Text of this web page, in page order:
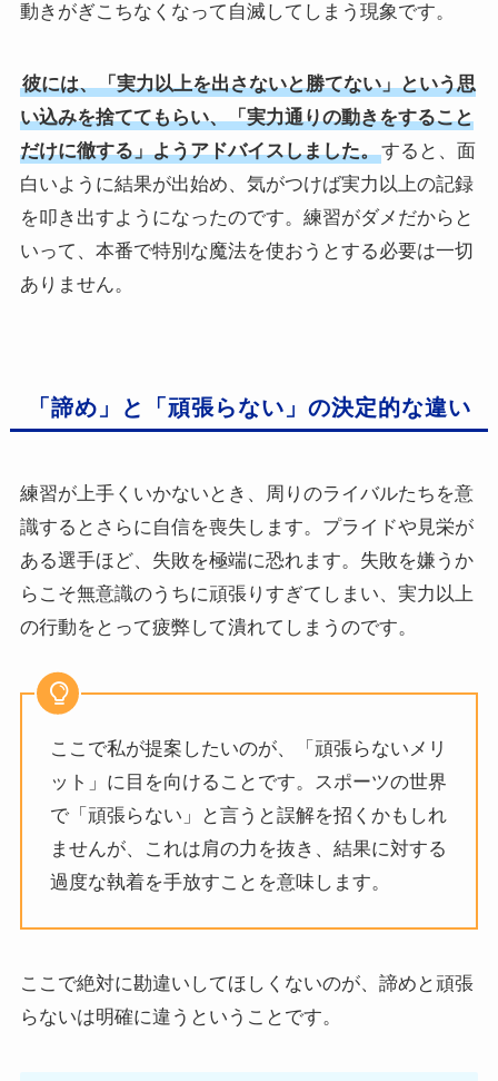
動きがぎこちなくなって自滅してしまう現象です。
彼には、「実力以上を出さないと勝てない」という思
い込みを捨ててもらい、「実力通りの動きをすること
だけに徹する」ようアドバイスしました。すると、面
白いように結果が出始め、気がつけば実力以上の記録
を叩き出すようになったのです。練習がダメだからと
いって、本番で特別な魔法を使おうとする必要は一切
ありません。
「諦め」と「頑張らない」の決定的な違い
練習が上手くいかないとき、周りのライバルたちを意
識するとさらに自信を喪失します。プライドや見栄が
ある選手ほど、失敗を極端に恐れます。失敗を嫌うか
らこそ無意識のうちに頑張りすぎてしまい、実力以上
の行動をとって疲弊して潰れてしまうのです。
ここで私が提案したいのが、「頑張らないメリ
ット」に目を向けることです。スポーツの世界
で「頑張らない」と言うと誤解を招くかもしれ
ませんが、これは肩の力を抜き、結果に対する
過度な執着を手放すことを意味します。
ここで絶対に勘違いしてほしくないのが、諦めと頑張
らないは明確に違うということです。